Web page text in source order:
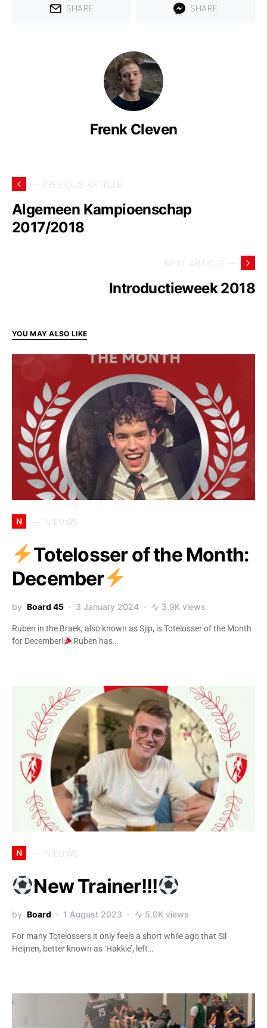
SHARE SHARE
Frenk Cleven
— PREVIOUS ARTICLE
Algemeen Kampioenschap
2017/2018
NEXT ARTICLE —
Introductieweek 2018
YOU MAY ALSO LIKE
N NIEUWS
Totelosser of the Month:
December
by Board 45 3 January 2024 3.9K views
Ruben in the Braek, also known as Sjip, is Totelosser of the Month
for December!
Ruben has…
N NIEUWS
New Trainer!!!
by Board 1 August 2023 5.0K views
For many Totelossers it only feels a short while ago that Sil
Heijnen, better known as ‘Hakkie’, left…